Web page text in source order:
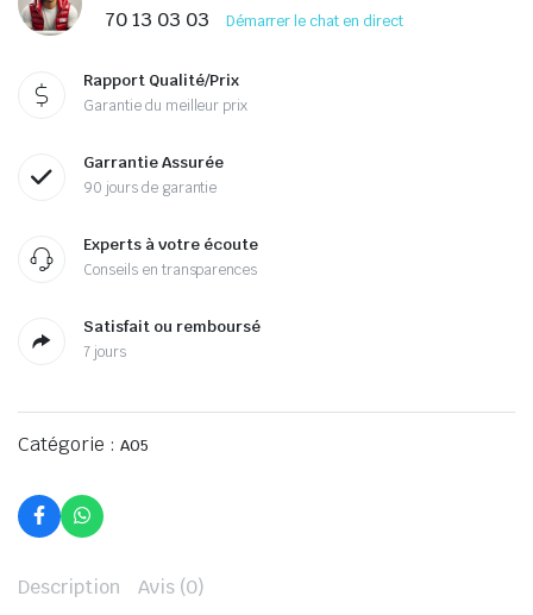
70 13 03 03 Démarrer le chat en direct
Rapport Qualité/Prix
Garantie du meilleur prix
Garrantie Assurée
90 jours de garantie
Experts à votre écoute
Conseils en transparences
Satisfait ou remboursé
7 jours
Catégorie : A05
Description Avis (0)